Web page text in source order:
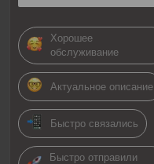
Хорошее
обслуживание
Актуальное описание
Быстро связались
Быстро отправили